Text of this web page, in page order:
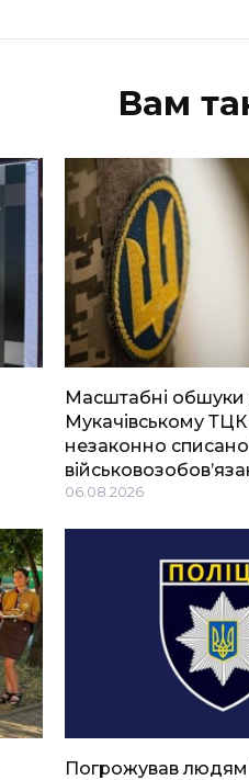
Вам
Масштабні обшуки
Мукачівському ТЦК
незаконно
06.08.2026
Погрожував